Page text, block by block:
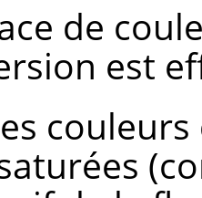
de
est
couleurs